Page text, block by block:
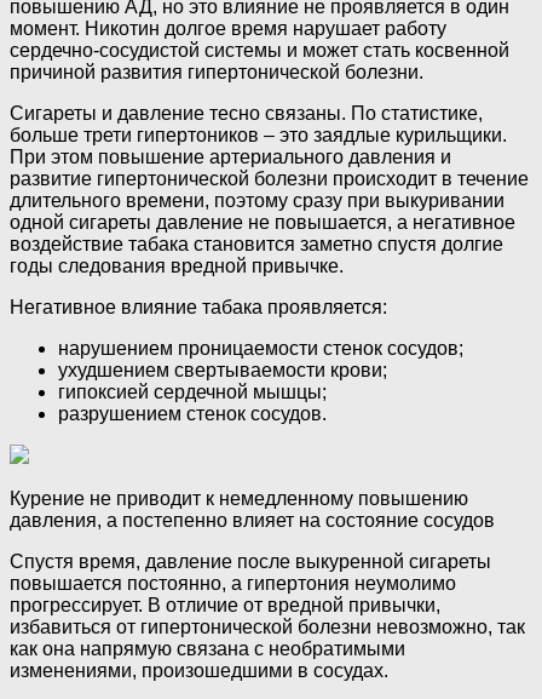
повышению АД, но это влияние не проявляется в один
момент. Никотин долгое время нарушает работу
сердечно-сосудистой системы и может стать косвенной
причиной развития гипертонической болезни.
Сигареты и давление тесно связаны. По статистике,
больше трети гипертоников – это заядлые курильщики.
При этом повышение артериального давления и
развитие гипертонической болезни происходит в течение
длительного времени, поэтому сразу при выкуривании
одной сигареты давление не повышается, а негативное
воздействие табака становится заметно спустя долгие
годы следования вредной привычке.
Негативное влияние табака проявляется:
нарушением проницаемости стенок сосудов;
ухудшением свертываемости крови;
гипоксией сердечной мышцы;
разрушением стенок сосудов.
Курение не приводит к немедленному повышению
давления, а постепенно влияет на состояние сосудов
Спустя время, давление после выкуренной сигареты
повышается постоянно, а гипертония неумолимо
прогрессирует. В отличие от вредной привычки,
избавиться от гипертонической болезни невозможно, так
как она напрямую связана с необратимыми
изменениями, произошедшими в сосудах.